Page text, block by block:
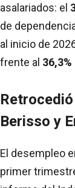
asalariados: el
de
al inicio de
frente al 36,3%
Berisso y
El desempleo
primer